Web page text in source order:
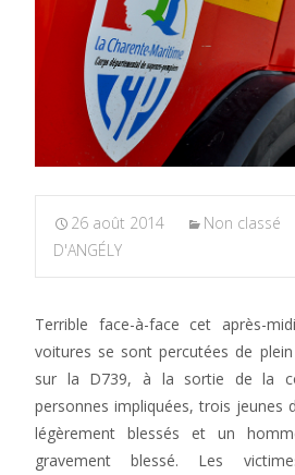
26 août 2014 Non classé
D'ANGÉLY
Terrible face-à-face cet après-
voitures se sont percutées de
sur la D739, à la sortie de la
personnes impliquées, trois jeunes
légèrement blessés et un
gravement blessé. Les